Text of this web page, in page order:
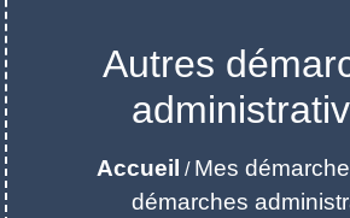
Autres
Accueil / Mes
démarches